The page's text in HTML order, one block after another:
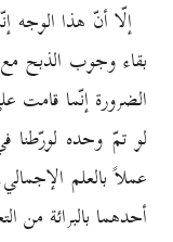
إلّا أنّ هذا الوجه
بقاء وجوب الذبح
الضرورة إنّما قامت
لو تمّ وحده
عملاً بالعلم
أحدهما بالبرائة من